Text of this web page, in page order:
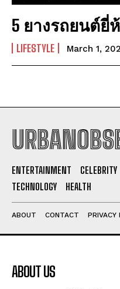
I've read and accept the
5 ยางรถยนต์ยี่
LIFESTYLE March 1,
ENTERTAINMENT CELEBRITY
TECHNOLOGY
HEALTH
ABOUT CONTACT PRIVACY
ABOUT US